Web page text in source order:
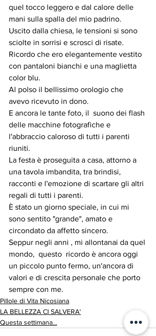
quel tocco leggero e dal calore delle
mani sulla spalla del mio padrino.
Uscito dalla chiesa, le tensioni si sono
sciolte in sorrisi e scrosci di risate.
Ricordo che ero elegantemente vestito
con pantaloni bianchi e una maglietta
color blu.
Al polso il bellissimo orologio che
avevo ricevuto in dono.
E ancora le tante foto, il  suono dei flash
delle macchine fotografiche e
l'abbraccio caloroso di tutti i parenti
riuniti.
La festa è proseguita a casa, attorno a
una tavola imbandita, tra brindisi,
racconti e l'emozione di scartare gli altri
regali di tutti i parenti.
È stato un giorno speciale, in cui mi
sono sentito "grande", amato e
circondato da affetto sincero.
Seppur negli anni , mi allontanai da quel
mondo,  questo  ricordo è ancora oggi
un piccolo punto fermo, un'ancora di
valori e di crescita personale che porto
sempre con me.
Pillole di Vita Nicosiana
LA BELLEZZA CI SALVERA'
Questa settimana...